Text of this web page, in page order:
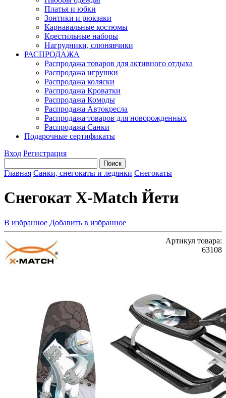
Платья и юбки
Зонтики и рюкзаки
Карнавальные костюмы
Крестильные наборы
Нагрудники, слюнявчики
РАСПРОДАЖА
Распродажа товаров для активного отдыха
Распродажа игрушки
Распродажа коляски
Распродажа Кроватки
Распродажа Комоды
Распродажа Автокресла
Распродажа товаров для новорожденных
Распродажа Санки
Подарочные сертификаты
Вход Регистрация
Главная Санки, снегокаты и ледянки Снегокаты
Снегокат X-Match Йети
В избранное Добавить в избранное
Артикул товара:
63108